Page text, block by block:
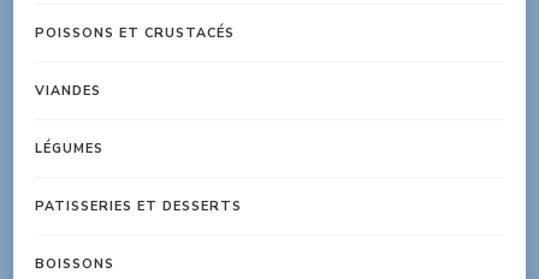
POISSONS ET CRUSTACÉS
VIANDES
LÉGUMES
PATISSERIES ET DESSERTS
BOISSONS